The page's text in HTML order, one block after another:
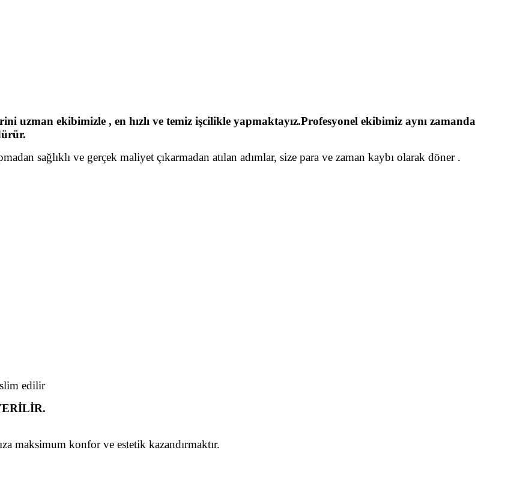
uzman ekibimizle , en hızlı ve temiz işcilikle yapmaktayız.Profesyonel ekibimiz aynı zamanda
sağlıklı ve gerçek maliyet çıkarmadan atılan adımlar, size para ve zaman kaybı olarak döner .
edilir
maksimum konfor ve estetik kazandırmaktır.